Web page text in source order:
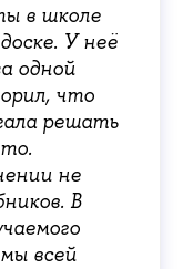
в школе
У неё
одной
что
решать
не
В
всей